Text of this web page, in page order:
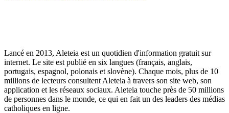
Lancé en 2013, Aleteia est un quotidien d'information gratuit sur
internet. Le site est publié en six langues (français, anglais,
portugais, espagnol, polonais et slovène). Chaque mois, plus de 10
millions de lecteurs consultent Aleteia à travers son site web, son
application et les réseaux sociaux. Aleteia touche près de 50 millions
de personnes dans le monde, ce qui en fait un des leaders des médias
catholiques en ligne.